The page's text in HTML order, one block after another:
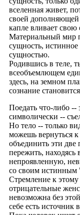
вселенная живет,
своей дополняющей
капле вливает
Материальный мир
сущность,
сущностью.
Родившись в теле,
всеобъемлющем
здесь, на земном
сознание
Поедать что-либо --
символически --
Но тело -- только
можешь вернуться к
объединить эти
пережить, находясь
непроявленную,
со своим истинным
Стремление к
отрицательные
невозможна без
себе есть источник